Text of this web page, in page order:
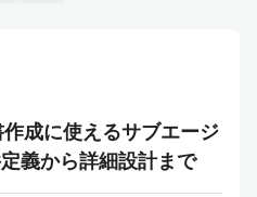
成に使えるサブエージ
義から詳細設計まで